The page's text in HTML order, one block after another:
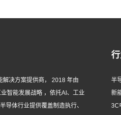
解决方案提供商， 2018 年由
智能发展战略 ，依托AI、工业
导体行业提供覆盖制造执行、
半
新
3C